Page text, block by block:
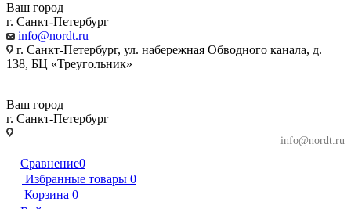
Ваш город
г. Санкт-Петербург
info@nordt.ru
г. Санкт-Петербург, ул. набережная Обводного канала, д.
138, БЦ «Треугольник»
Ваш город
г. Санкт-Петербург
info@nordt.ru
Сравнение0
Избранные товары 0
Корзина 0